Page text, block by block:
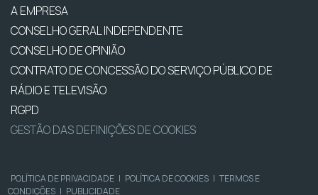
A EMPRESA
CONSELHO GERAL INDEPENDENTE
CONSELHO DE OPINIÃO
CONTRATO DE CONCESSÃO DO SERVIÇO PÚBLICO DE
RÁDIO E TELEVISÃO
RGPD
GESTÃO DAS DEFINIÇÕES DE COOKIES
POLÍTICA DE PRIVACIDADE | POLÍTICA DE COOKIES | TERMOS E
CONDIÇÕES | PUBLICIDADE